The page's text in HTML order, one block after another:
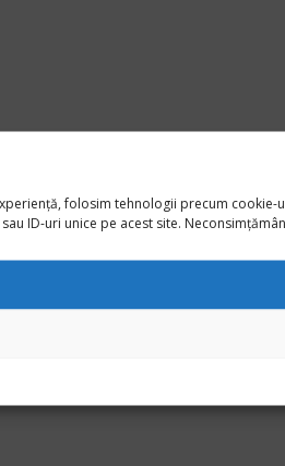
folosim tehnologii precum
ID-uri unice pe acest site.